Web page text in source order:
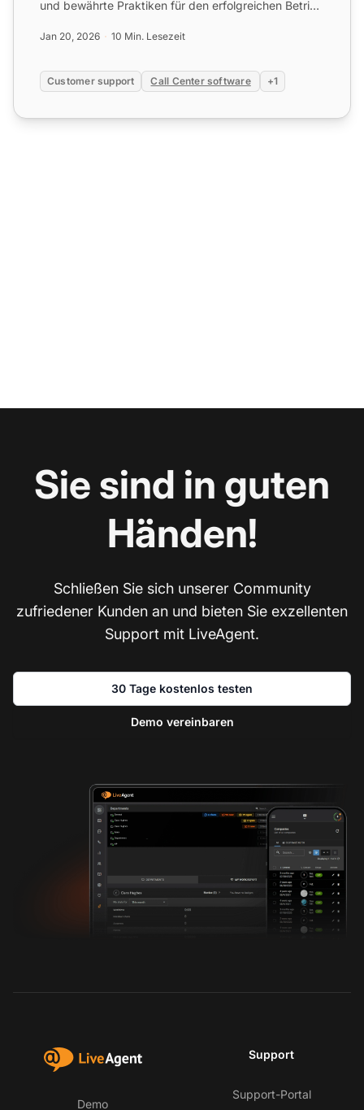
und bewährte Praktiken für den erfolgreichen Betrieb
Jan 20, 2026 10 Min. Lesezeit
Customer support Call Center software +1
Sie sind in guten
Händen!
Schließen Sie sich unserer Community
zufriedener Kunden an und bieten Sie exzellenten
Support mit LiveAgent.
30 Tage kostenlos testen
Demo vereinbaren
Demo
Support
Support-Portal